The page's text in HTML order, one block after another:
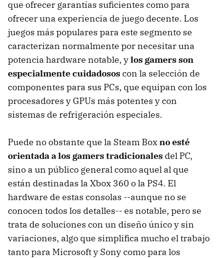
que ofrecer garantías suficientes como para
ofrecer una experiencia de juego decente. Los
juegos más populares para este segmento se
caracterizan normalmente por necesitar una
potencia hardware notable, ylos gamers son
especialmente cuidadososcon la selección de
componentes para sus PCs, que equipan con los
procesadores y GPUs más potentes y con
sistemas de refrigeración especiales.
Puede no obstante que la Steam Boxno esté
orientada a los gamers tradicionales del PC,
sino a un público general como aquel al que
están destinadas la Xbox 360 o la PS4. El
hardware de estas consolas --aunque no se
conocen todos los detalles-- es notable, pero se
trata de soluciones con un diseño único y sin
variaciones, algo que simplifica mucho el trabajo
tanto para Microsoft y Sony como para los